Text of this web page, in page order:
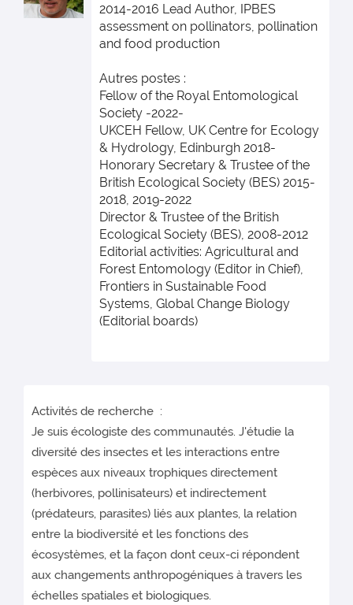
2014-2016 Lead Author, IPBES
assessment on pollinators, pollination
and food production
Autres postes :
Fellow of the Royal Entomological
Society -2022-
UKCEH Fellow, UK Centre for Ecology
& Hydrology, Edinburgh 2018-
Honorary Secretary & Trustee of the
British Ecological Society (BES) 2015-
2018, 2019-2022
Director & Trustee of the British
Ecological Society (BES), 2008-2012
Editorial activities: Agricultural and
Forest Entomology (Editor in Chief),
Frontiers in Sustainable Food
Systems, Global Change Biology
(Editorial boards)
Activités de recherche :
Je suis écologiste des communautés. J'étudie la
diversité des insectes et les interactions entre
espèces aux niveaux trophiques directement
(herbivores, pollinisateurs) et indirectement
(prédateurs, parasites) liés aux plantes, la relation
entre la biodiversité et les fonctions des
écosystèmes, et la façon dont ceux-ci répondent
aux changements anthropogéniques à travers les
échelles spatiales et biologiques.